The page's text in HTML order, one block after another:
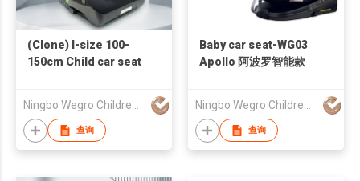
(Clone) I-size 100-
150cm Child car seat
Ningbo Wegro Children Products Co., Ltd
查询
Baby car seat-WG03
Apollo 阿波罗智能款
Ningbo Wegro Children Products Co., Ltd
查询